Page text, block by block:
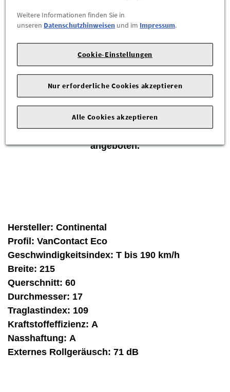
215/60 R17 109 T
Zum Verkauf stehen neuwertige Markenreifen
von Continental!
Die Reifen waren auf Neufahrzeugen montiert
und sind fachmännisch demontiert worden.
Reifen können daher leichte Gebrauchsspuren
aufweisen und werden als "Gebraucht"
angeboten.
Hersteller: Continental
Profil: VanContact Eco
Geschwindigkeitsindex: T bis 190 km/h
Breite: 215
Querschnitt: 60
Durchmesser: 17
Traglastindex: 109
Kraftstoffeffizienz: A
Nasshaftung: A
Externes Rollgeräusch: 71 dB
Weitere Informationen finden Sie in
unseren Datenschutzhinweisen und im Impressum.
Cookie-Einstellungen
Nur erforderliche Cookies akzeptieren
Alle Cookies akzeptieren